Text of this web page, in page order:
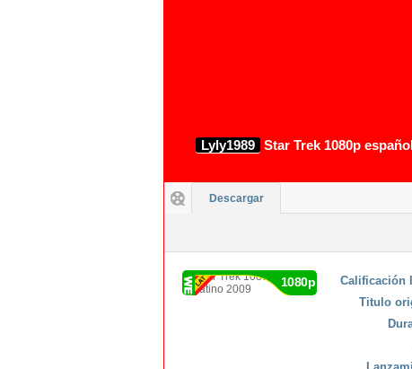
Lyly1989 Star Trek 1080p
Descargar
1080p Calificación
Titulo